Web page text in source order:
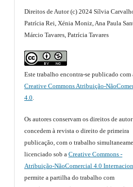
Direitos de Autor (c) 2024 Sílvia
Patrícia Rei, Xénia Moniz, Ana Paula
Márcio Tavares, Patrícia Tavares
Este trabalho encontra-se publicado com
Creative Commons Atribuição-
4.0
Os autores conservam os direitos de
concedem à revista o direito de primeira
publicação, com o trabalho
licenciado sob aCreative Commons -
Atribuição-NãoComercial 4.0
permite a partilha do trabalho com